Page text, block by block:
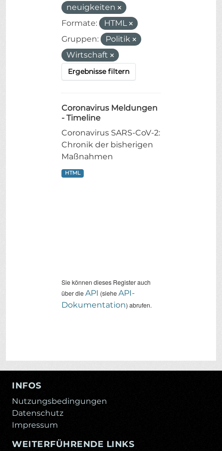
neuigkeiten
Formate:
HTML
Gruppen:
Politik
Wirtschaft
Ergebnisse filtern
Coronavirus Meldungen
- Timeline
Coronavirus SARS-CoV-2:
Chronik der bisherigen
Maßnahmen
HTML
Sie können dieses Register auch
über dieAPI (sieheAPI-
Dokumentation) abrufen.
INFOS
Nutzungsbedingungen
Datenschutz
Impressum
WEITERFÜHRENDE LINKS